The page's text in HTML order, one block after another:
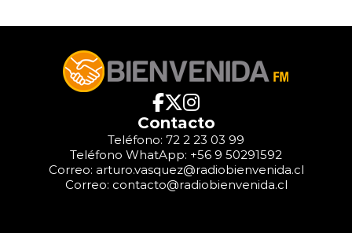
Contacto
Teléfono: 72 2 23 03 99
Teléfono WhatApp: +56 9 50291592
Correo: arturo.vasquez@radiobienvenida.cl
Correo: contacto@radiobienvenida.cl